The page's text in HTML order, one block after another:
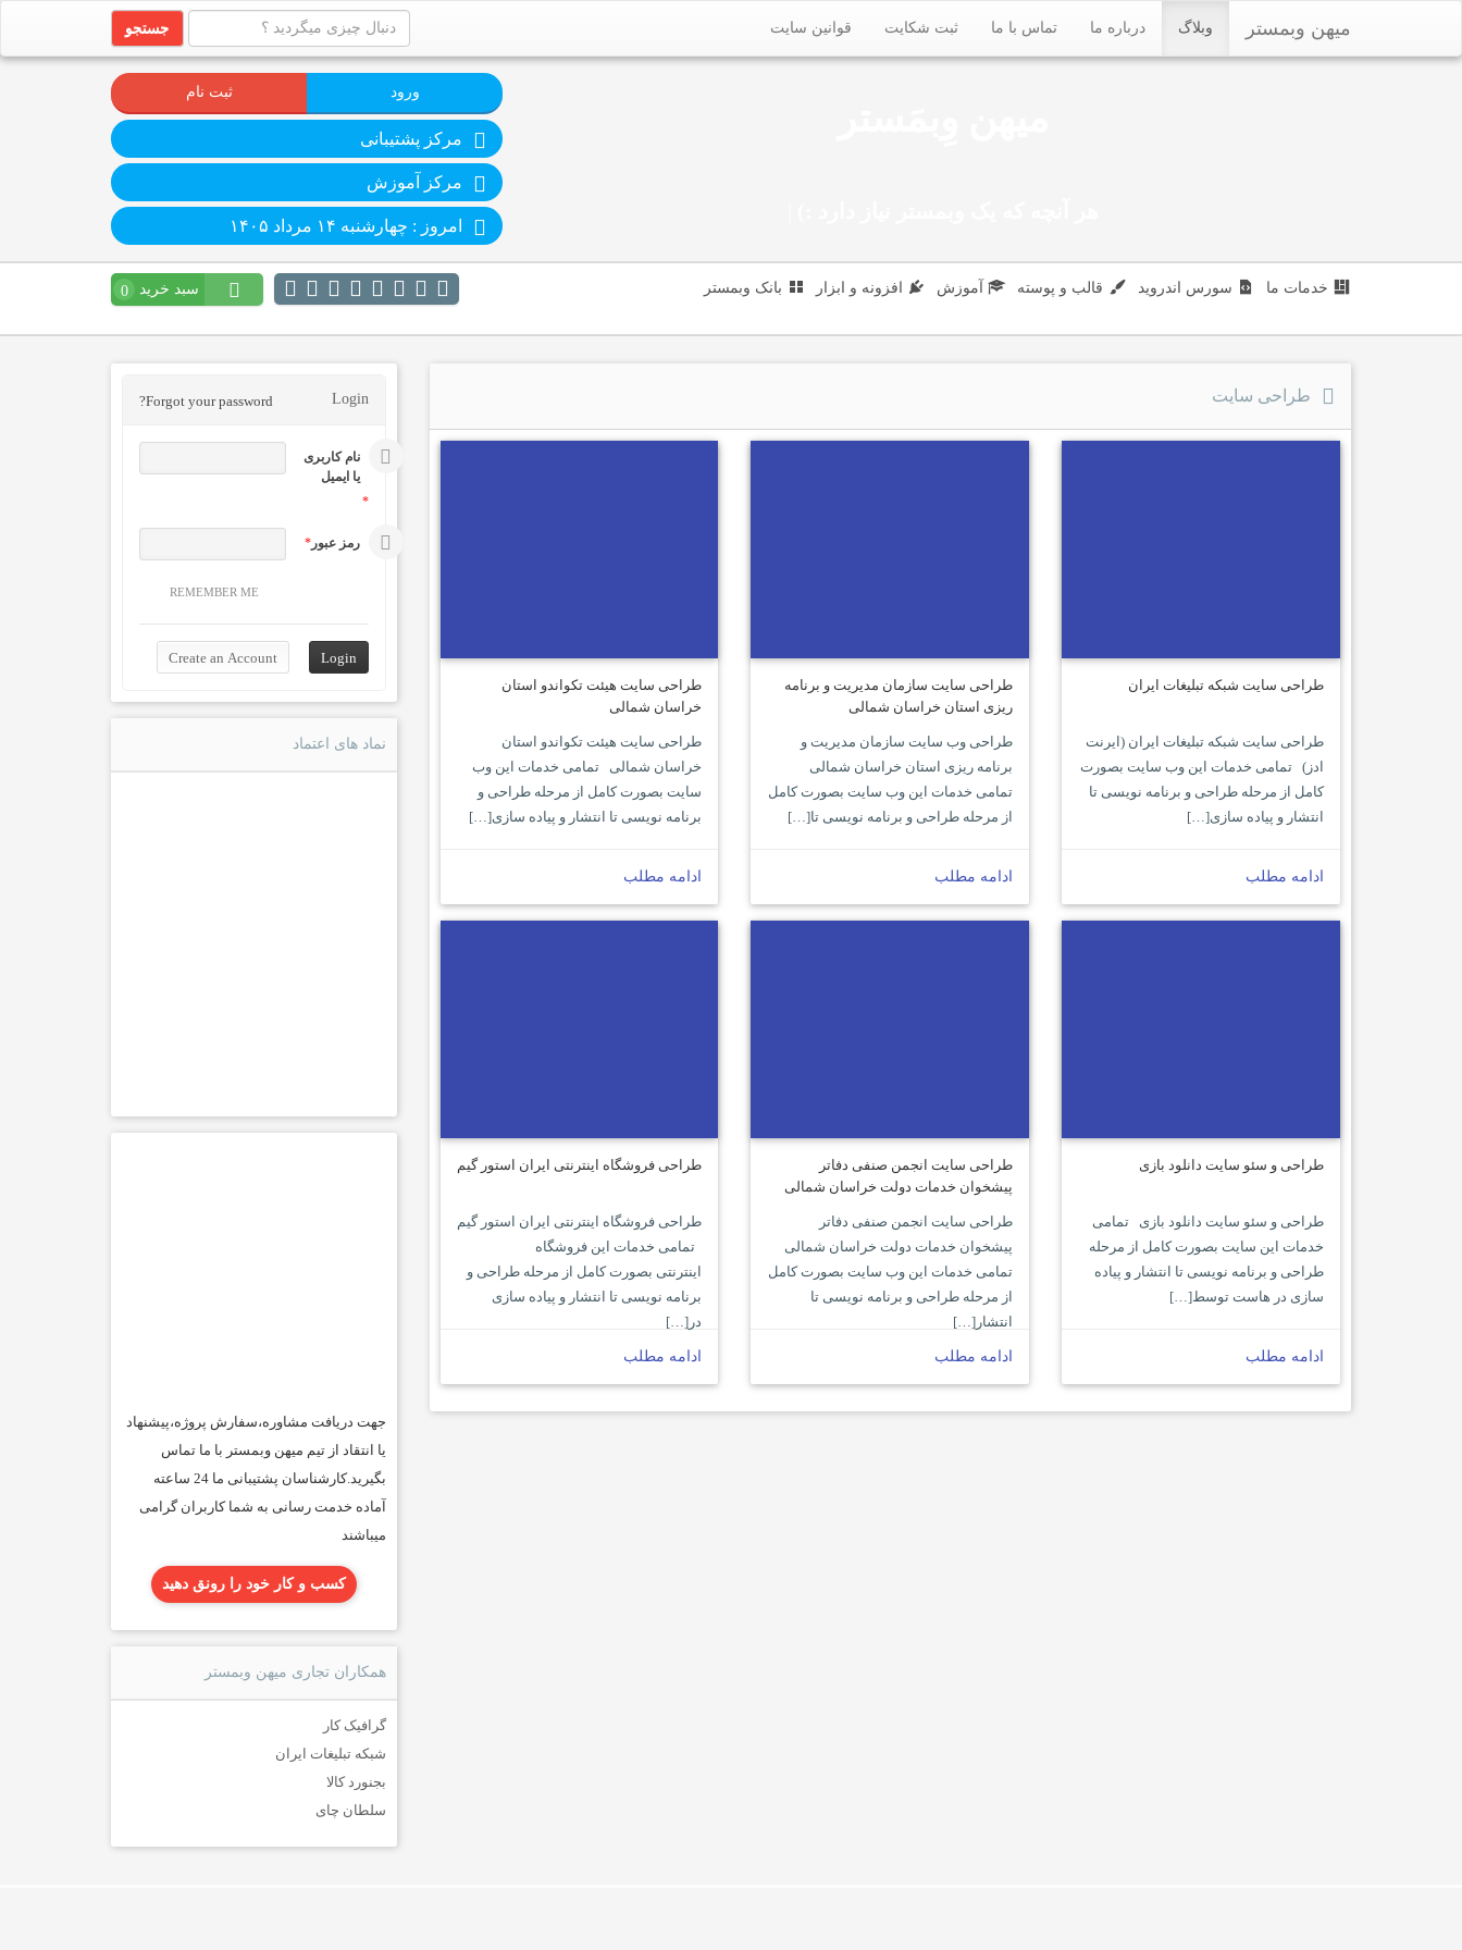
میهن وبمستر وبلاگ درباره ما تماس با ما ثبت شکایت قوانین سایت جستجو
ورود ثبت نام
مرکز پشتیبانی
مرکز آموزش
امروز : چهارشنبه ۱۴ مرداد ۱۴۰۵
خدمات ما سورس اندروید قالب و پوسته آموزش افزونه و ابزار بانک وبمستر سبد خرید 0
طراحی سایت
طراحی سایت شبکه تبلیغات ایران
طراحی سایت شبکه تبلیغات ایران (ایرنت
ادز) تمامی خدمات این وب سایت بصورت
کامل از مرحله طراحی و برنامه نویسی تا
انتشار و پیاده سازی[…]
ادامه مطلب
طراحی سایت سازمان مدیریت و برنامه
ریزی استان خراسان شمالی
طراحی وب سایت سازمان مدیریت و
برنامه ریزی استان خراسان شمالی
تمامی خدمات این وب سایت بصورت کامل
از مرحله طراحی و برنامه نویسی تا[…]
ادامه مطلب
طراحی سایت هیئت تکواندو استان
خراسان شمالی
طراحی سایت هیئت تکواندو استان
خراسان شمالی تمامی خدمات این وب
سایت بصورت کامل از مرحله طراحی و
برنامه نویسی تا انتشار و پیاده سازی[…]
ادامه مطلب
طراحی و سئو سایت دانلود بازی
طراحی و سئو سایت دانلود بازی تمامی
خدمات این سایت بصورت کامل از مرحله
طراحی و برنامه نویسی تا انتشار و پیاده
سازی در هاست توسط[…]
ادامه مطلب
طراحی سایت انجمن صنفی دفاتر
پیشخوان خدمات دولت خراسان شمالی
طراحی سایت انجمن صنفی دفاتر
پیشخوان خدمات دولت خراسان شمالی
تمامی خدمات این وب سایت بصورت کامل
از مرحله طراحی و برنامه نویسی تا
انتشار[…]
ادامه مطلب
طراحی فروشگاه اینترنتی ایران استور گیم
طراحی فروشگاه اینترنتی ایران استور گیم
تمامی خدمات این فروشگاه
اینترنتی بصورت کامل از مرحله طراحی و
برنامه نویسی تا انتشار و پیاده سازی
در[…]
ادامه مطلب
Login
Forgot your password?
نام کاربری
یا ایمیل
*
رمز عبور*
REMEMBER ME
نماد های اعتماد
جهت دریافت مشاوره،سفارش پروژه،پیشنهاد
یا انتقاد از تیم میهن وبمستر با ما تماس
بگیرید.کارشناسان پشتیبانی ما 24 ساعته
آماده خدمت رسانی به شما کاربران گرامی
میباشند
کسب و کار خود را رونق دهید
همکاران تجاری میهن وبمستر
گرافیک کار
شبکه تبلیغات ایران
بجنورد کالا
سلطان چای